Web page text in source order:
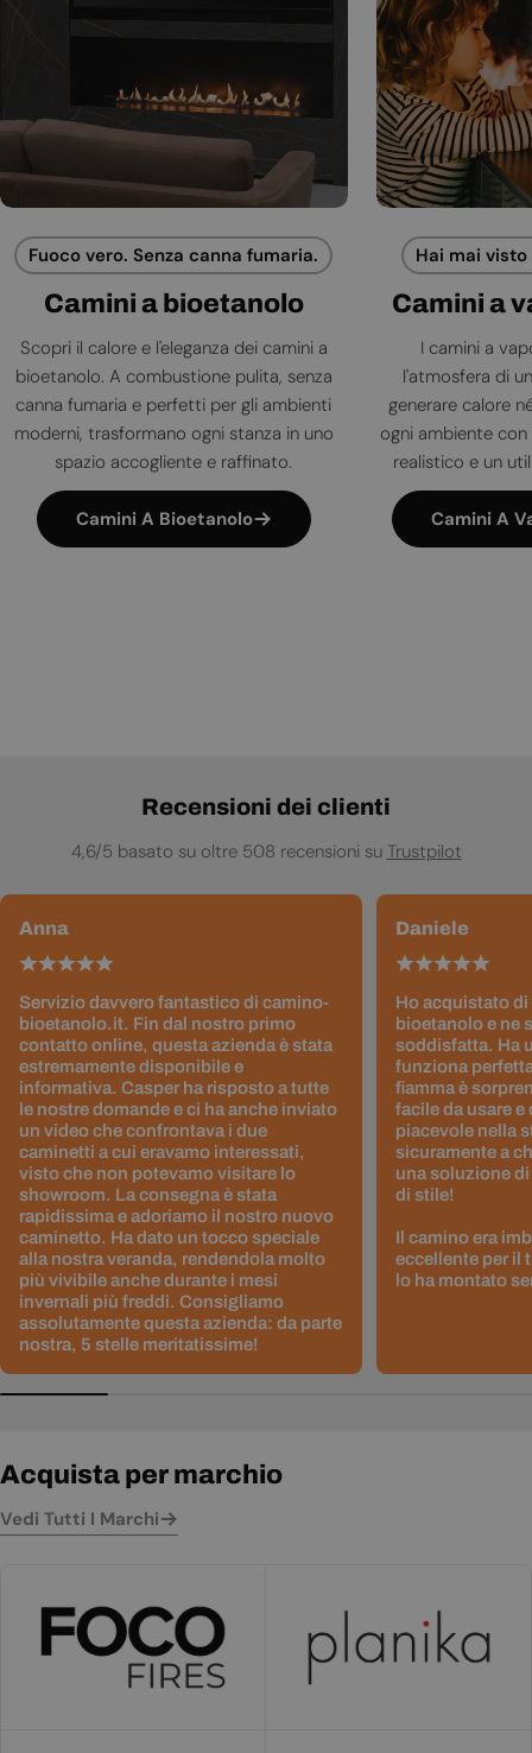
Fuoco vero. Senza canna fumaria.
Camini a bioetanolo
Scopri il calore e l'eleganza dei camini a
bioetanolo. A combustione pulita, senza
canna fumaria e perfetti per gli ambienti
moderni, trasformano ogni stanza in uno
spazio accogliente e raffinato.
Camini A Bioetanolo
Hai mai
Camini a
I camini a
l'atmosfera di
generare calore
ogni ambiente
realistico e un
Camini A
Recensioni dei clienti
4,6/5 basato su oltre 508 recensioni su Trustpilot
Anna
Servizio davvero fantastico di camino-
bioetanolo.it. Fin dal nostro primo
contatto online, questa azienda è stata
estremamente disponibile e
informativa. Casper ha risposto a tutte
le nostre domande e ci ha anche inviato
un video che confrontava i due
caminetti a cui eravamo interessati,
visto che non potevamo visitare lo
showroom. La consegna è stata
rapidissima e adoriamo il nostro nuovo
caminetto. Ha dato un tocco speciale
alla nostra veranda, rendendola molto
più vivibile anche durante i mesi
invernali più freddi. Consigliamo
assolutamente questa azienda: da parte
nostra, 5 stelle meritatissime!
Daniele
Ho acquistato di
bioetanolo e ne
soddisfatta. Ha
funziona
fiamma è
facile da usare e
piacevole nella
sicuramente a
una soluzione
di stile!
Il camino era
eccellente per il
lo ha montato
Acquista per marchio
Vedi Tutti I Marchi